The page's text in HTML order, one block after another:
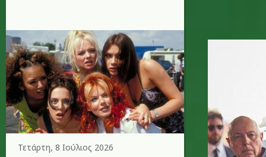
Τετάρτη, 8 Ιούλιος 2026